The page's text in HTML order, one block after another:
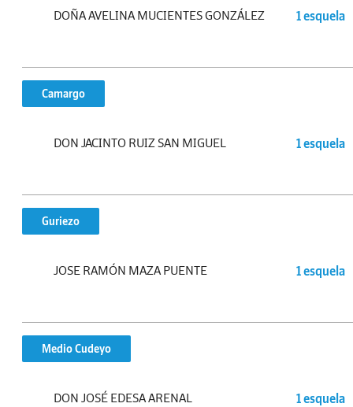
DOÑA AVELINA MUCIENTES GONZÁLEZ 1 esquela
Camargo
DON JACINTO RUIZ SAN MIGUEL 1 esquela
Guriezo
JOSE RAMÓN MAZA PUENTE 1 esquela
Medio Cudeyo
DON JOSÉ EDESA ARENAL 1 esquela